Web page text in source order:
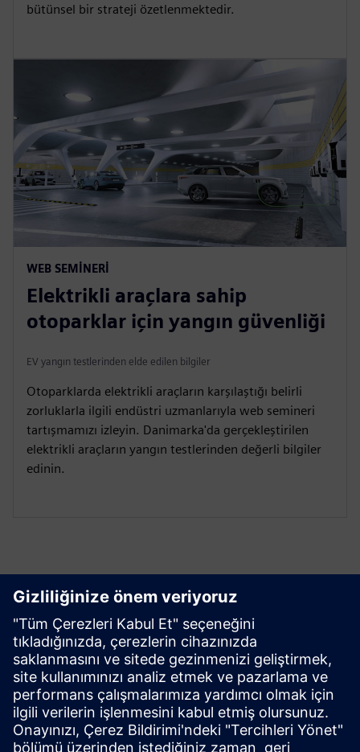
bütünsel bir strateji özetlenmektedir.
WEB SEMINERI
Elektrikli araçlara sahip
otoparklar için yangın güvenliği
EV yangın testlerinden elde edilen bilgiler
Otoparklarda elektrikli araçların karşılaştığı belirli
zorluklarla ilgili endüstri uzmanlarıyla web semineri
tartışmamızı izleyin. Danimarka'da gerçekleştirilen
elektrikli araçların yangın testlerinden değerli bilgiler
edinin.
Olasılıkları keşfedin
Bizimle iletişime geçin